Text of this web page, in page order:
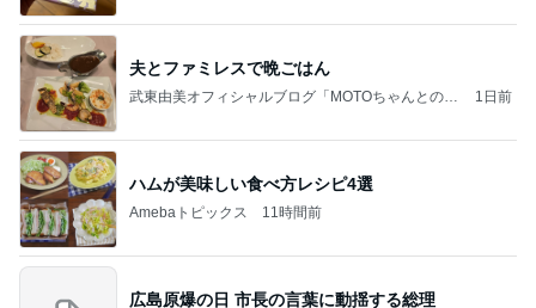
夫とファミレスで晩ごはん
武東由美オフィシャルブログ「MOTOちゃんとのは
1日前
ハムが美味しい食べ方レシピ4選
Amebaトピックス 11時間前
広島原爆の日 市長の言葉に動揺する総理